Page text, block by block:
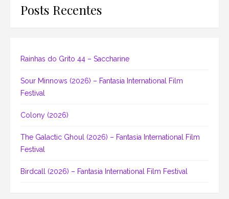
Posts Recentes
Rainhas do Grito 44 – Saccharine
Sour Minnows (2026) – Fantasia International Film
Festival
Colony (2026)
The Galactic Ghoul (2026) – Fantasia International Film
Festival
Birdcall (2026) – Fantasia International Film Festival